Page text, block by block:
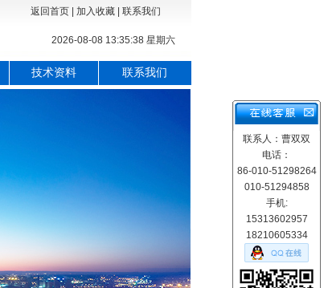
返回首页| 加入收藏| 联系我们
2026-08-08 13:35:39 星期六
技术资料 联系我们
联系人：曹双双
电话：
86-010-51298264
010-51294858
手机:
15313602957
18210605334